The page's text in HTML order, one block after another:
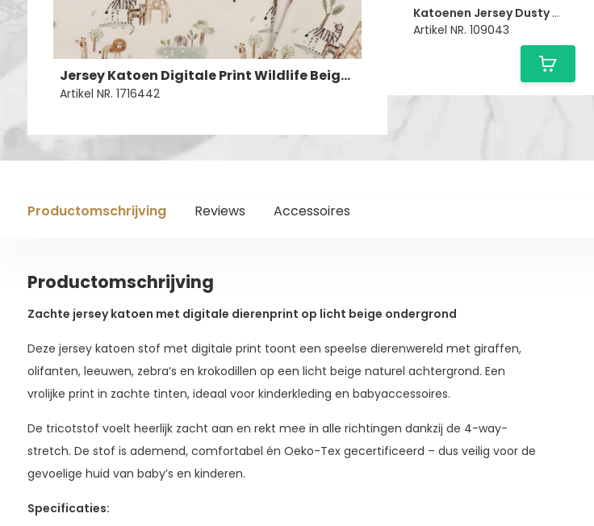
Jersey Katoen Digitale Print Wildlife Beige – Zacht & Speels
Artikel NR. 1716442
Katoenen Jersey Dusty Groen
Artikel NR. 109043
Productomschrijving Reviews Accessoires
Productomschrijving
Zachte jersey katoen met digitale dierenprint op licht beige ondergrond
Deze jersey katoen stof met digitale print toont een speelse dierenwereld met giraffen,
olifanten, leeuwen, zebra’s en krokodillen op een licht beige naturel achtergrond. Een
vrolijke print in zachte tinten, ideaal voor kinderkleding en babyaccessoires.
De tricotstof voelt heerlijk zacht aan en rekt mee in alle richtingen dankzij de 4-way-
stretch. De stof is ademend, comfortabel én Oeko-Tex gecertificeerd – dus veilig voor de
gevoelige huid van baby’s en kinderen.
Specificaties: